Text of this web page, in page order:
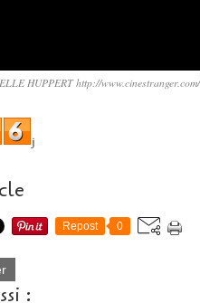
HUPPERT http://
j
Repost 0
: